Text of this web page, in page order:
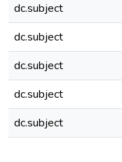
dc.subject
dc.subject
dc.subject
dc.subject
dc.subject